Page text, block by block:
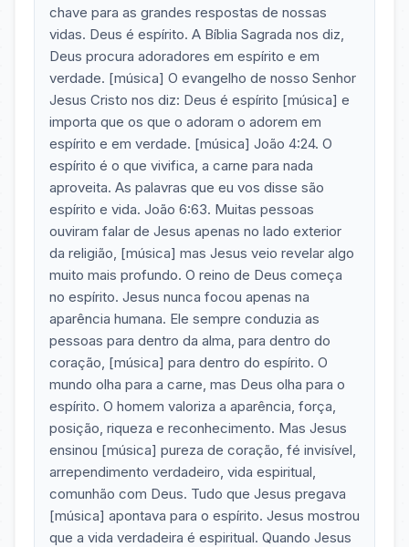
chave para as grandes respostas de nossas
vidas. Deus é espírito. A Bíblia Sagrada nos diz,
Deus procura adoradores em espírito e em
verdade. [música] O evangelho de nosso Senhor
Jesus Cristo nos diz: Deus é espírito [música] e
importa que os que o adoram o adorem em
espírito e em verdade. [música] João 4:24. O
espírito é o que vivifica, a carne para nada
aproveita. As palavras que eu vos disse são
espírito e vida. João 6:63. Muitas pessoas
ouviram falar de Jesus apenas no lado exterior
da religião, [música] mas Jesus veio revelar algo
muito mais profundo. O reino de Deus começa
no espírito. Jesus nunca focou apenas na
aparência humana. Ele sempre conduzia as
pessoas para dentro da alma, para dentro do
coração, [música] para dentro do espírito. O
mundo olha para a carne, mas Deus olha para o
espírito. O homem valoriza a aparência, força,
posição, riqueza e reconhecimento. Mas Jesus
ensinou [música] pureza de coração, fé invisível,
arrependimento verdadeiro, vida espiritual,
comunhão com Deus. Tudo que Jesus pregava
[música] apontava para o espírito. Jesus mostrou
que a vida verdadeira é espiritual. Quando Jesus